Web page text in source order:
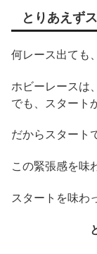
とりあえず
何レース出ても
ホビーレースは
でも、スタート
だからスタート
この緊張感を味
スタートを味わ